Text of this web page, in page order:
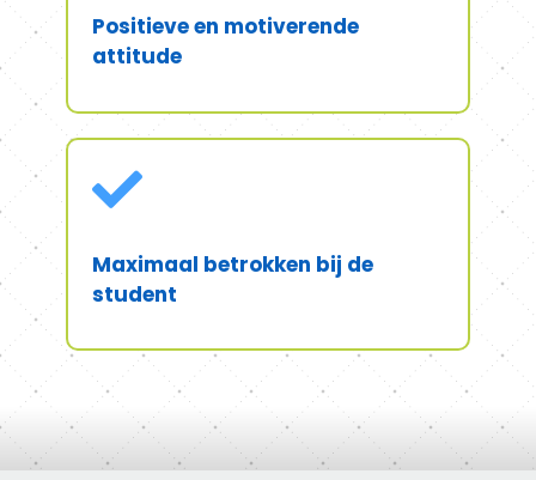
Positieve en motiverende
attitude

Maximaal betrokken bij de
student